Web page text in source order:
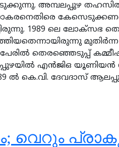
അമ്പലപ്പുഴ
1989 ലെ ലോക്‌സഭ
പേരില്‍ തെരഞ്ഞെടുപ്പ്
എന്‍ജിഒ യൂണിയന്‍
ല്‍ കെ.വി. ദേവദാസ്
വെറും